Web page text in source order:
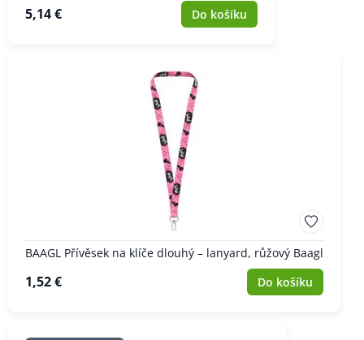
5,14 € Do košíku
BAAGL Přívěsek na klíče dlouhý – lanyard, růžový Baagl
1,52 € Do košíku